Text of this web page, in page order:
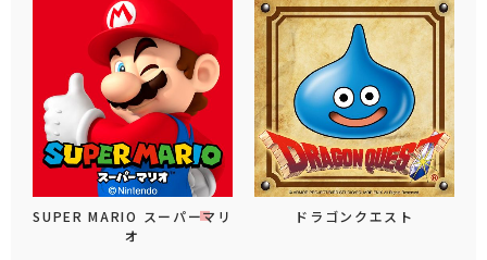
SUPER MARIO スーパーマリ
オ
ドラゴンクエスト